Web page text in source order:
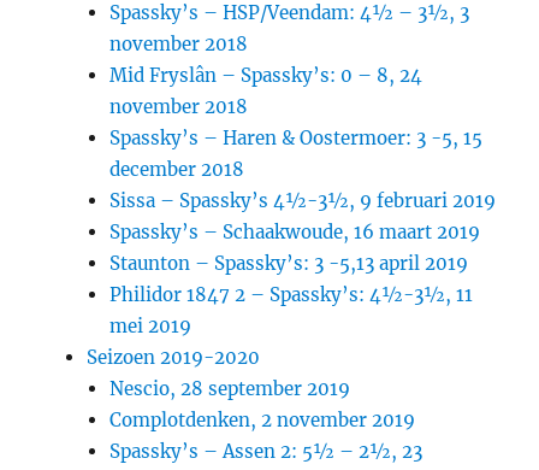
Spassky’s – HSP/Veendam: 4½ – 3½, 3
november 2018
Mid Fryslân – Spassky’s: 0 – 8, 24
november 2018
Spassky’s – Haren & Oostermoer: 3 -5, 15
december 2018
Sissa – Spassky’s 4½-3½, 9 februari 2019
Spassky’s – Schaakwoude, 16 maart 2019
Staunton – Spassky’s: 3 -5,13 april 2019
Philidor 1847 2 – Spassky’s: 4½-3½, 11
mei 2019
Seizoen 2019-2020
Nescio, 28 september 2019
Complotdenken, 2 november 2019
Spassky’s – Assen 2: 5½ – 2½, 23